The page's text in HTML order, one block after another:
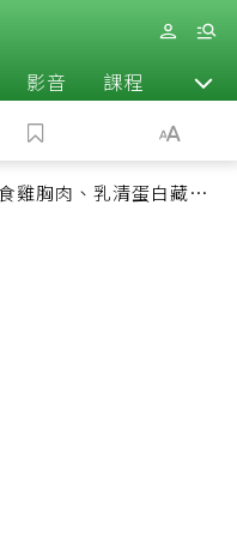
影音 課程 退休
雞胸肉、乳清蛋白藏陷